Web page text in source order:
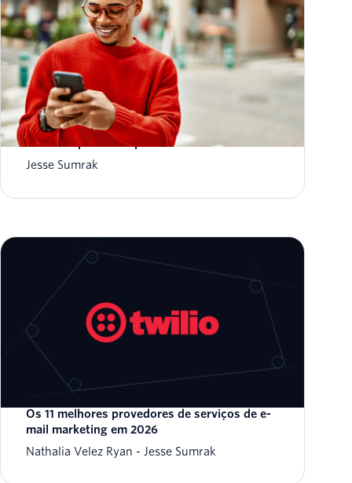
Mais de 19 dicas para que seus e-mails não
caiam na pasta de spam em 2026
Jesse Sumrak
Os 11 melhores provedores de serviços de e-
mail marketing em 2026
Nathalia Velez Ryan
Jesse Sumrak